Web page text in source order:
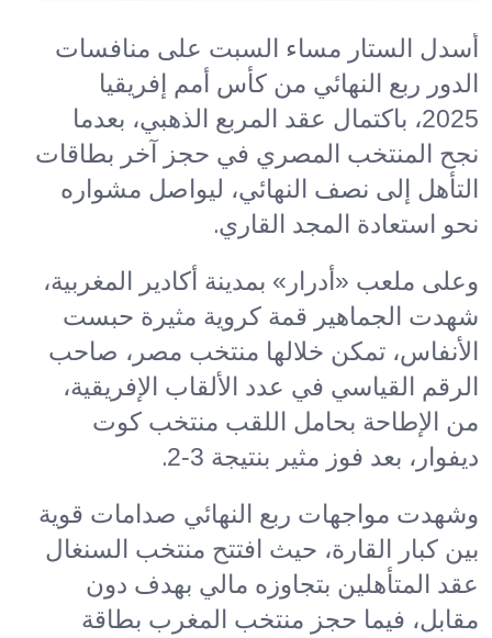
أسدل الستار مساء السبت على منافسات
الدور ربع النهائي من كأس أمم إفريقيا
2025، باكتمال عقد المربع الذهبي، بعدما
نجح المنتخب المصري في حجز آخر بطاقات
التأهل إلى نصف النهائي، ليواصل مشواره
نحو استعادة المجد القاري.
وعلى ملعب «أدرار» بمدينة أكادير المغربية،
شهدت الجماهير قمة كروية مثيرة حبست
الأنفاس، تمكن خلالها منتخب مصر، صاحب
الرقم القياسي في عدد الألقاب الإفريقية،
من الإطاحة بحامل اللقب منتخب كوت
ديفوار، بعد فوز مثير بنتيجة 3-2
.
وشهدت مواجهات ربع النهائي صدامات قوية
بين كبار القارة، حيث افتتح منتخب السنغال
عقد المتأهلين بتجاوزه مالي بهدف دون
مقابل، فيما حجز منتخب المغرب بطاقة